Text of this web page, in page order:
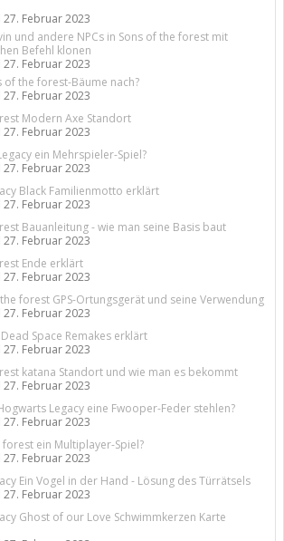
27. Februar 2023
und andere NPCs in Sons of the forest mit
Befehl klonen
27. Februar 2023
of the forest-Bäume nach?
27. Februar 2023
Modern Axe Standort
27. Februar 2023
ein Mehrspieler-Spiel?
27. Februar 2023
Black Familienmotto erklärt
27. Februar 2023
Bauanleitung - wie man seine Basis baut
27. Februar 2023
Ende erklärt
27. Februar 2023
forest GPS-Ortungsgerät und seine Verwendung
27. Februar 2023
Space Remakes erklärt
27. Februar 2023
katana Standort und wie man es bekommt
27. Februar 2023
Legacy eine Fwooper-Feder stehlen?
27. Februar 2023
forest ein Multiplayer-Spiel?
27. Februar 2023
Ein Vogel in der Hand - Lösung des Türrätsels
27. Februar 2023
Ghost of our Love Schwimmkerzen Karte